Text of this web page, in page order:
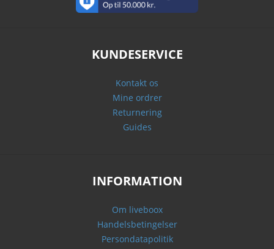
KUNDESERVICE
Kontakt os
Mine ordrer
Returnering
Guides
INFORMATION
Om liveboox
Handelsbetingelser
Persondatapolitik